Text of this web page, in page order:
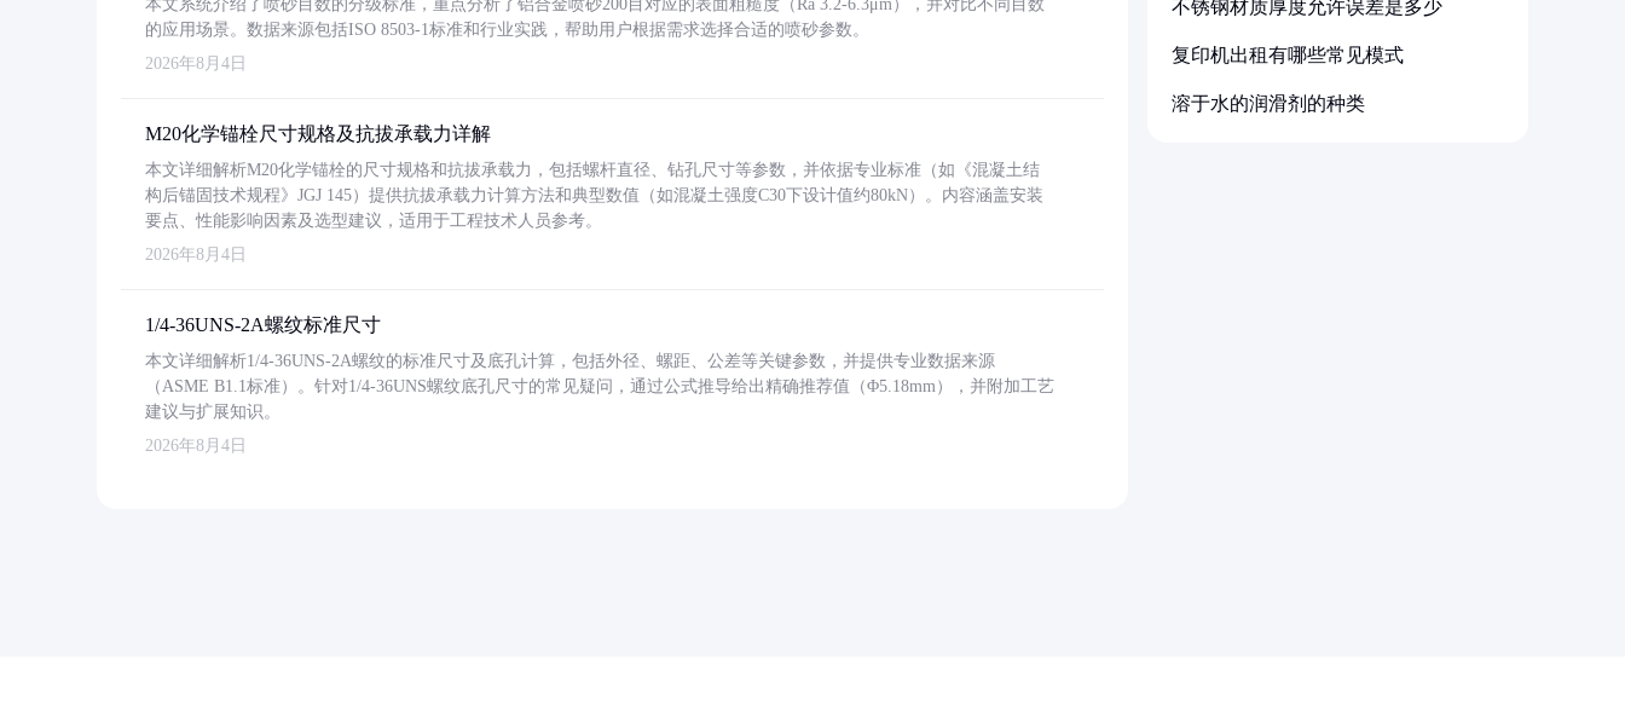
本文系统介绍了喷砂目数的分级标准，重点分析了铝合金喷砂200目对应的表面粗糙度（Ra 3.2-6.3μm），并对比不同目数
的应用场景。数据来源包括ISO 8503-1标准和行业实践，帮助用户根据需求选择合适的喷砂参数。
2026年8月4日
M20化学锚栓尺寸规格及抗拔承载力详解
本文详细解析M20化学锚栓的尺寸规格和抗拔承载力，包括螺杆直径、钻孔尺寸等参数，并依据专业标准（如《混凝土结
构后锚固技术规程》JGJ 145）提供抗拔承载力计算方法和典型数值（如混凝土强度C30下设计值约80kN）。内容涵盖安装
要点、性能影响因素及选型建议，适用于工程技术人员参考。
2026年8月4日
1/4-36UNS-2A螺纹标准尺寸
本文详细解析1/4-36UNS-2A螺纹的标准尺寸及底孔计算，包括外径、螺距、公差等关键参数，并提供专业数据来源
（ASME B1.1标准）。针对1/4-36UNS螺纹底孔尺寸的常见疑问，通过公式推导给出精确推荐值（Φ5.18mm），并附加工艺
建议与扩展知识。
2026年8月4日
不锈钢材质厚度允许误差是多少
复印机出租有哪些常见模式
溶于水的润滑剂的种类